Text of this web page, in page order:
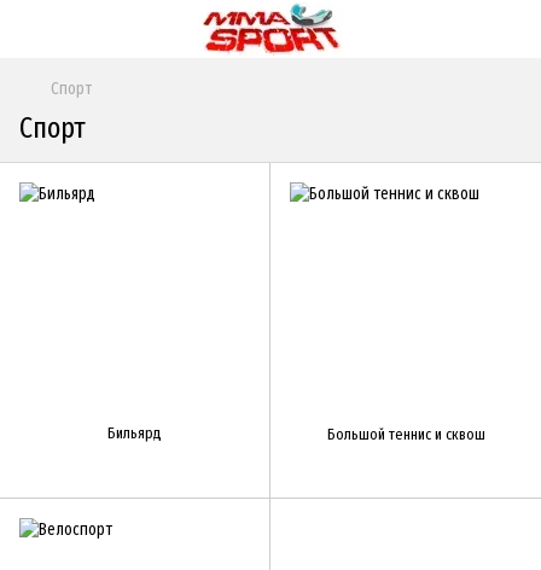
Спорт
Спорт
Бильярд Большой теннис и сквош